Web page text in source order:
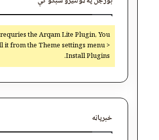
the Arqam Lite Plugin, You
it from the Theme settings menu >
Install Plugins.
خبرپاڼه